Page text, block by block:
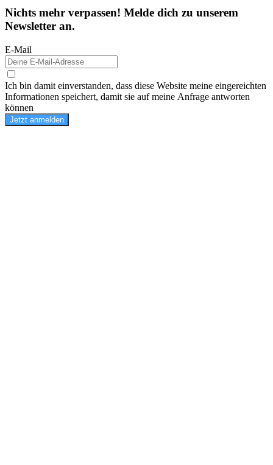
Nichts mehr verpassen! Melde dich zu unserem
Newsletter an.
E-Mail
Ich bin damit einverstanden, dass diese Website meine eingereichten
Informationen speichert, damit sie auf meine Anfrage antworten
können
Jetzt anmelden